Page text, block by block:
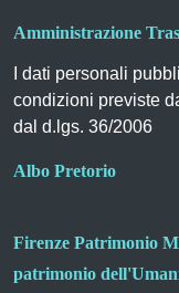
Amministrazione
I dati personali
condizioni previste
dal d.lgs. 36/2006
Albo Pretorio
Firenze Patrimonio
patrimonio